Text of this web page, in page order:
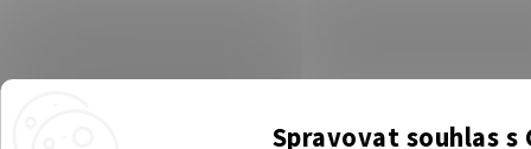
Spravovat souhlas s